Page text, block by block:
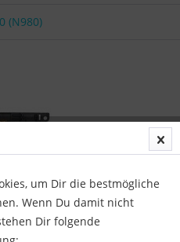
(N980)
um Dir die bestmögliche
Wenn Du damit nicht
Dir folgende